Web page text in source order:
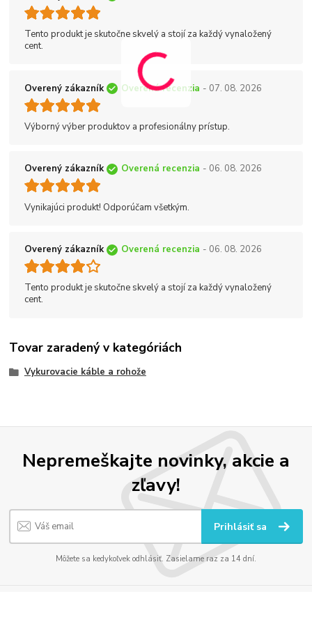
Tento produkt je skutočne skvelý a stojí za každý vynaložený
cent.
Overený zákazník Overená recenzia - 07. 08. 2026
Výborný výber produktov a profesionálny prístup.
Overený zákazník Overená recenzia - 06. 08. 2026
Vynikajúci produkt! Odporúčam všetkým.
Overený zákazník Overená recenzia - 06. 08. 2026
Tento produkt je skutočne skvelý a stojí za každý vynaložený
cent.
Tovar zaradený v kategóriách
Vykurovacie káble a rohože
Nepremeškajte novinky, akcie a
zľavy!
Prihlásiť sa
Môžete sa kedykoľvek odhlásiť. Zasielame raz za 14 dní.